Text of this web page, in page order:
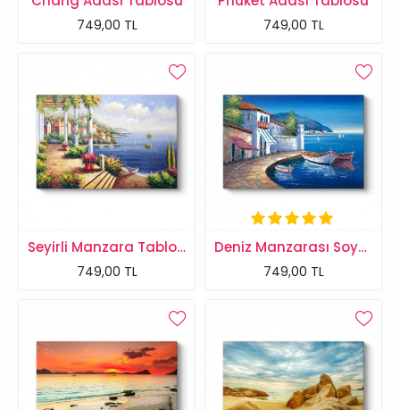
749,00 TL 749,00 TL
Seyirli Manzara Tablosu
749,00 TL
Deniz Manzarası Soyut Tablo
749,00 TL